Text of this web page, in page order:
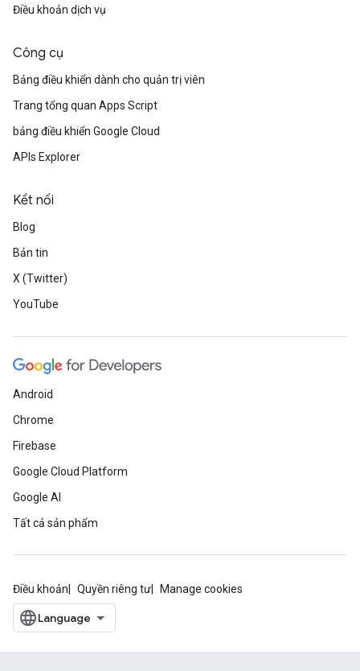
Điều khoản dịch vụ
Công cụ
Bảng điều khiển dành cho quản trị viên
Trang tổng quan Apps Script
bảng điều khiển Google Cloud
APIs Explorer
Kết nối
Blog
Bản tin
X (Twitter)
YouTube
Android
Chrome
Firebase
Google Cloud Platform
Google AI
Tất cả sản phẩm
Điều khoản Quyền riêng tư Manage cookies